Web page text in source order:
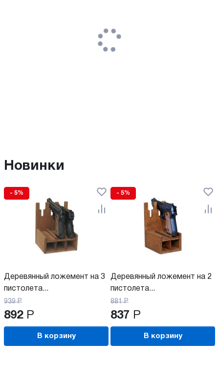
Новинки
- 5%
Деревянный ложемент на 3
пистолета...
939 Р
892 Р
В корзину
- 5%
Деревянный ложемент на 2
пистолета...
881 Р
837 Р
В корзину